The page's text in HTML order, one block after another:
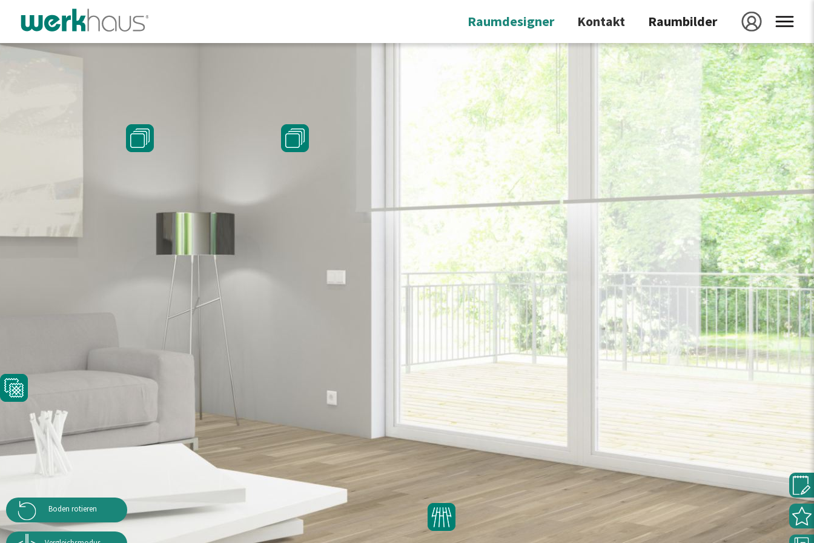
raumbilder
galerie
projekt speichern
projekt id
laden
kontakt
Raumdesigner
Boden rotieren